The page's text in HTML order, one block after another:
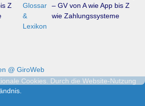
Glossar
&
Lexikon
Cookies. Durch die Website-Nutzung